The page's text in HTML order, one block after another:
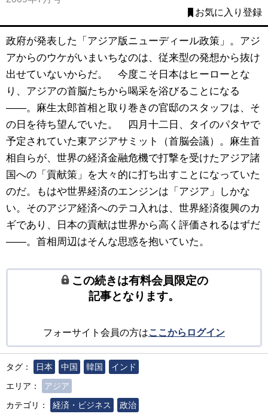
お気に入り登録
政府が発表した「アジア版ニューディール政策」。アジ
アからのウケがいまいちなのは、従来型の発想から抜け
出せていないからだ。 今度こそ日本はヒーローとな
り、アジアの首脳たちから喝采を浴びることになる
――。麻生太郎首相と取り巻きの官邸のスタッフは、そ
の日を待ち望んでいた。 四月十二日、タイのパタヤで
予定されていた東アジアサミット（首脳会議）。麻生首
相自らが、世界の経済金融危機で打撃を受けたアジア諸
国への「貢献策」を大々的に打ち出すことになっていた
のだ。もはや世界経済のエンジンは「アジア」しかな
い。そのアジア経済へのテコ入れは、世界経済復興のカ
ギであり、日本の貢献は世界から高く評価されるはずだ
――。首相周辺はそんな思惑を抱いていた。
この続きは有料会員限定の
記事となります。
フォーサイト会員の方はここからログイン
タグ： 日本 中国 韓国
インド
エリア：
アジア
カテゴリ：
経済・ビジネス 政治